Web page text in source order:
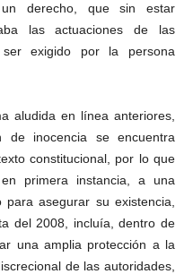
derecho, que sin estar
las actuaciones de las
exigido por la persona
aludida en línea anteriores,
de inocencia se encuentra
constitucional, por lo que
primera instancia, a una
asegurar su existencia,
del 2008, incluía, dentro de
una amplia protección a la
de las autoridades,